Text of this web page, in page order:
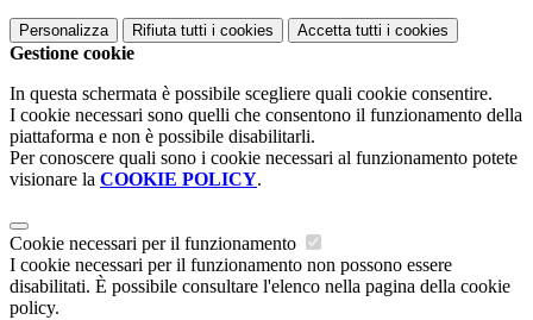
Personalizza Rifiuta tutti i cookies Accetta tutti i cookies
Gestione cookie
In questa schermata è possibile scegliere quali cookie consentire.
I cookie necessari sono quelli che consentono il funzionamento della
piattaforma e non è possibile disabilitarli.
Per conoscere quali sono i cookie necessari al funzionamento potete
visionare la COOKIE POLICY.
Cookie necessari per il funzionamento
I cookie necessari per il funzionamento non possono essere
disabilitati. È possibile consultare l'elenco nella pagina della cookie
policy.